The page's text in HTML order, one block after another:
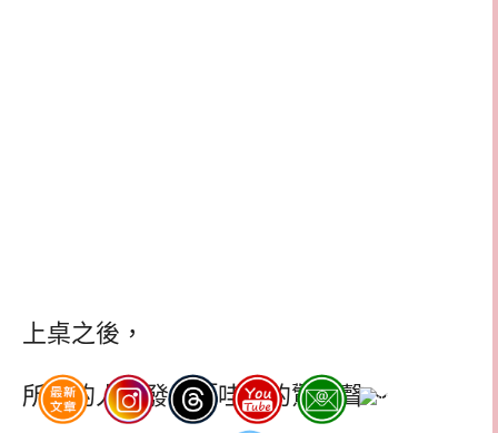
上桌之後，
所有的人都發出「哇」的驚呼聲～